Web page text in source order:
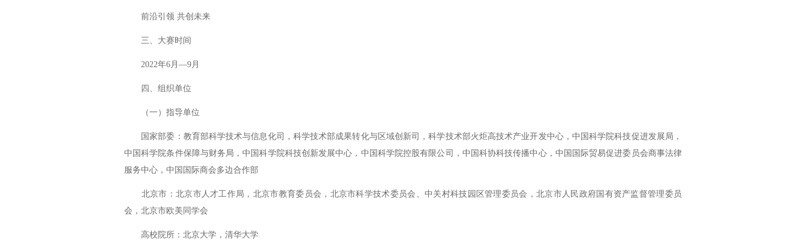
前沿引领 共创未来
三、大赛时间
2022年6月—9月
四、组织单位
（一）指导单位
国家部委：教育部科学技术与信息化司，科学技术部成果转化与区域创新司，科学技术部火炬高技术产业开发中心，中国科学院科技促进发展局，
中国科学院条件保障与财务局，中国科学院科技创新发展中心，中国科学院控股有限公司，中国科协科技传播中心，中国国际贸易促进委员会商事法律
服务中心，中国国际商会多边合作部
北京市：北京市人才工作局，北京市教育委员会，北京市科学技术委员会、中关村科技园区管理委员会，北京市人民政府国有资产监督管理委员
会，北京市欧美同学会
高校院所：北京大学，清华大学